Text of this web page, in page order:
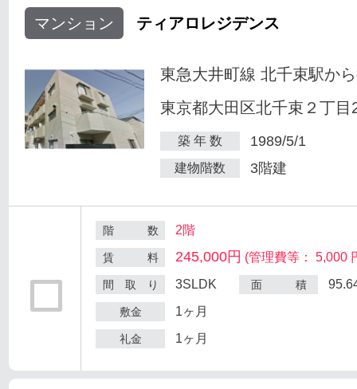
マンション ティアロレジデンス
東急大井町線 北千束駅か
東京都大田区北千束２丁目
築 年 数 1989/5/1
建物階数 3階建
階 数 2階
賃 料 245,000円 (管理費等： 5,000
間 取 り 3SLDK 面 積
敷金 1ヶ月
礼金 1ヶ月